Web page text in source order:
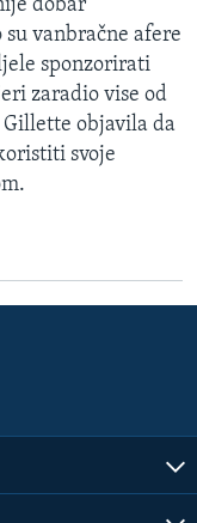
dobar
vanbračne afere
sponzorirati
zaradio vise od
objavila da
svoje